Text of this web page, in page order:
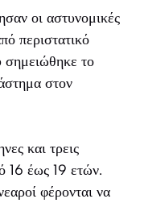
οι αστυνομικές
περιστατικό
σημειώθηκε το
στον
και τρεις
16 έως 19 ετών.
φέρονται να